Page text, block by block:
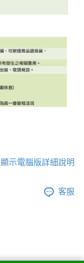
顯示電腦版詳細說明
客服